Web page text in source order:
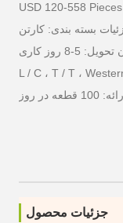
بسته بندی: کارتن
5-8 روز کاری
در روز
جزئیات محصول